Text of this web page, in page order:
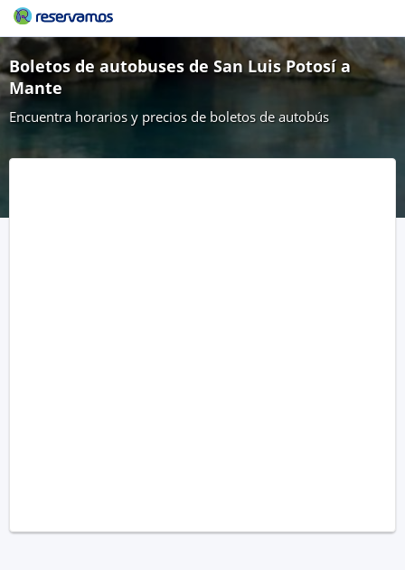
Boletos de autobuses de San Luis Potosí a
Mante
Encuentra horarios y precios de boletos de autobús